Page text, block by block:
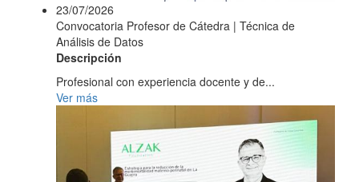
23/07/2026
Convocatoria Profesor de Cátedra | Técnica de
Análisis de Datos
Descripción
Profesional con experiencia docente y de...
Ver más